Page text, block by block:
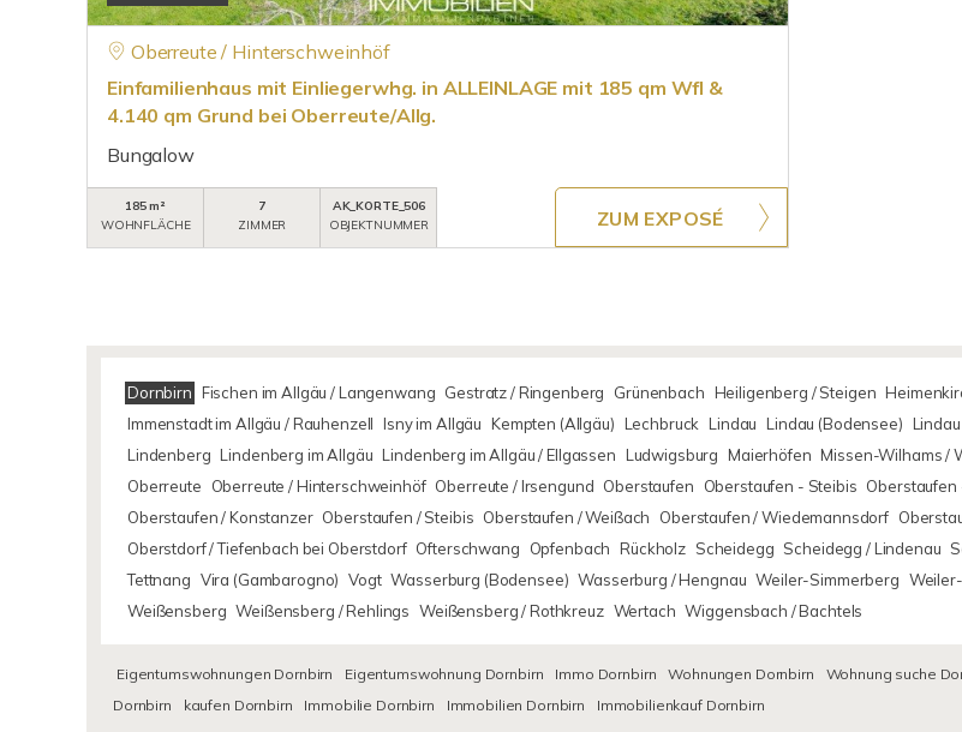
Oberreute / Hinterschweinhöf
Einfamilienhaus mit Einliegerwhg. in ALLEINLAGE mit 185 qm Wfl &
4.140 qm Grund bei Oberreute/Allg.
Bungalow
185 m²
WOHNFLÄCHE
7
ZIMMER
AK_KORTE_506
OBJEKTNUMMER
ZUM EXPOSÉ
Dornbirn Fischen im Allgäu / Langenwang Gestratz / Ringenberg Grünenbach Heiligenberg / Steigen
Immenstadt im Allgäu / Rauhenzell Isny im Allgäu Kempten (Allgäu) Lechbruck Lindau Lindau (Bodensee)
Lindenberg Lindenberg im Allgäu Lindenberg im Allgäu / Ellgassen Ludwigsburg Maierhöfen Missen-Wilhams /
Oberreute
Oberreute / Hinterschweinhöf Oberreute / Irsengund Oberstaufen Oberstaufen - Steibis Oberstaufen
Oberstaufen / Konstanzer Oberstaufen / Steibis Oberstaufen / Weißach Oberstaufen / Wiedemannsdorf
Oberstdorf / Tiefenbach bei Oberstdorf Ofterschwang Opfenbach Rückholz Scheidegg Scheidegg / Lindenau
Tettnang Vira (Gambarogno) Vogt Wasserburg (Bodensee) Wasserburg / Hengnau Weiler-Simmerberg
Weißensberg Weißensberg / Rehlings Weißensberg / Rothkreuz Wertach Wiggensbach / Bachtels
Eigentumswohnungen Dornbirn Eigentumswohnung Dornbirn Immo Dornbirn Wohnungen Dornbirn Wohnung suche
Dornbirn
kaufen Dornbirn Immobilie Dornbirn Immobilien Dornbirn Immobilienkauf Dornbirn